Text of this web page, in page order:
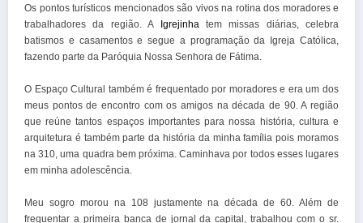
Os pontos turísticos mencionados são vivos na rotina dos moradores e
trabalhadores da região. A
Igrejinhatem missas diárias, celebra
batismos e casamentos e segue a programação da Igreja Católica,
fazendo parte da Paróquia Nossa Senhora de Fátima.
O Espaço Cultural também é frequentado por moradores e era um dos
meus pontos de encontro com os amigos na década de 90. A região
que reúne tantos espaços importantes para nossa história, cultura e
arquitetura é também parte da história da minha família pois moramos
na 310, uma quadra bem próxima. Caminhava por todos esses lugares
em minha adolescência.
Meu sogro morou na 108 justamente na década de 60. Além de
frequentar a primeira banca de jornal da capital, trabalhou com o sr.